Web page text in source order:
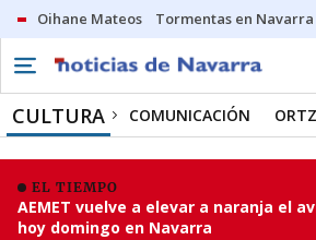
Oihane Mateos Tormentas en Navarra
CULTURA COMUNICACIÓN
EL TIEMPO
AEMET vuelve a elevar a naranja el
hoy domingo en Navarra